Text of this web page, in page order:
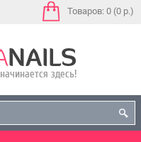
Товаров: 0 (0 р.)